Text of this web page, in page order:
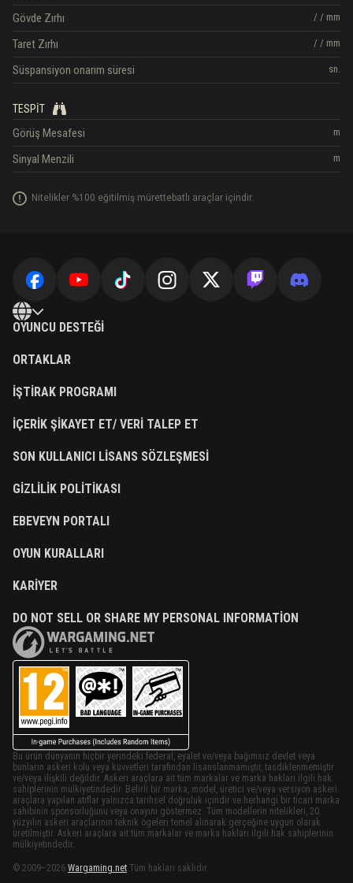
/ / mm
Gövde Zırhı
/ / mm
Taret Zırhı
sn.
Süspansiyon onarım süresi
TESPIT
m
Görüş Mesafesi
m
Sinyal Menzili
Nitelikler %100 eğitilmiş mürettebatlı araçlar içindir.
OYUNCU DESTEĞI
ORTAKLAR
İŞTIRAK PROGRAMI
İÇERIK ŞIKAYET ET/ VERI TALEP ET
SON KULLANICI LISANS SÖZLEŞMESI
GIZLILIK POLITIKASI
EBEVEYN PORTALI
OYUN KURALLARI
KARIYER
DO NOT SELL OR SHARE MY PERSONAL INFORMATION
Bu ürün dünyanın hiçbir yerindeki federal, eyalet ve/veya bağımsız devlet veya
bunların askeri kolu veya kuvvetleri tarafından lisanslanmamıştır, tasdiklenmemiştir
ve/veya ilişkili değildir. Askeri araçlara ait tüm markalar ve marka hakları ilgili hak
sahiplerinin mülkiyetindedir. Belirli bir marka, model, üretici ve/veya versiyon askeri
araçlara yapılan atıflar yalnızca tarihsel doğruluk içindir ve herhangi bir ticari marka
sahibinin sponsorluğunu veya onayını göstermez. Tüm modellerin nitelikleri, 20.
yüzyılın askeri araçlarının teknik ögeleri temel alınarak gerçeğine uygun olarak
üretilmiştir. Askeri araçlara ait tüm markalar ve marka hakları ilgili hak sahiplerinin
mülkiyetindedir.
© 2009–2026 Wargaming.net Tüm hakları saklıdır.